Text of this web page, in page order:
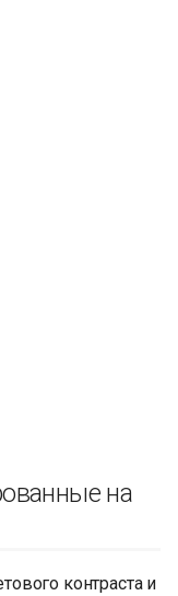
на
контраста и